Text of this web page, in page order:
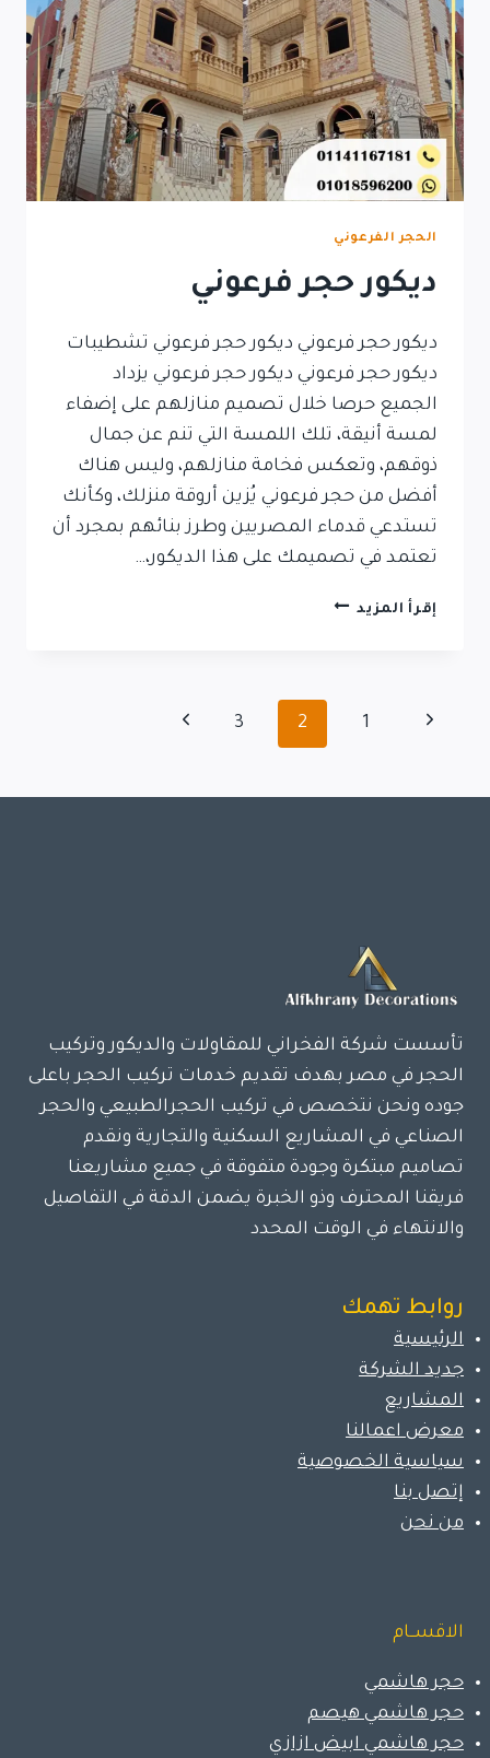
الحجر الفرعوني
ديكور حجر فرعوني
ديكور حجر فرعوني ديكور حجر فرعوني تشطيبات
ديكور حجر فرعوني ديكور حجر فرعوني يزداد
الجميع حرصا خلال تصميم منازلهم على إضفاء
لمسة أنيقة، تلك اللمسة التي تنم عن جمال
ذوقهم، وتعكس فخامة منازلهم، وليس هناك
أفضل من حجر فرعوني يُزين أروقة منزلك، وكأنك
تستدعي قدماء المصريين وطرز بنائهم بمجرد أن
تعتمد في تصميمك على هذا الديكور،…
إقرأ المزيد ديكور
تنقل
الصفحة 1
2
3 الصفحة
تأسست شركة الفخراني للمقاولات والديكور وتركيب
الحجر في مصر بهدف تقديم خدمات تركيب الحجر باعلى
جوده ونحن نتخصص في تركيب الحجرالطبيعي والحجر
الصناعي في المشاريع السكنية والتجارية ونقدم
تصاميم مبتكرة وجودة متفوقة في جميع مشاريعنا
فريقنا المحترف وذو الخبرة يضمن الدقة في التفاصيل
والانتهاء في الوقت المحدد
روابط تهمك
الرئيسية
جديد الشركة
المشاريع
معرض اعمالنا
سياسية الخصوصية
إتصل بنا
من نحن
الاقســام
حجر هاشمي
حجر هاشمي هيصم
حجر هاشمي ابيض ازازي